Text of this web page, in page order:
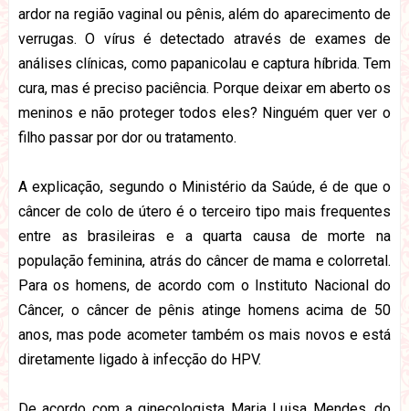
ardor na região vaginal ou pênis, além do aparecimento de
verrugas. O vírus é detectado através de exames de
análises clínicas, como papanicolau e captura híbrida. Tem
cura, mas é preciso paciência. Porque deixar em aberto os
meninos e não proteger todos eles? Ninguém quer ver o
filho passar por dor ou tratamento.
A explicação, segundo o Ministério da Saúde, é de que o
câncer de colo de útero é o terceiro tipo mais frequentes
entre as brasileiras e a quarta causa de morte na
população feminina, atrás do câncer de mama e colorretal.
Para os homens, de acordo com o Instituto Nacional do
Câncer, o câncer de pênis atinge homens acima de 50
anos, mas pode acometer também os mais novos e está
diretamente ligado à infecção do HPV.